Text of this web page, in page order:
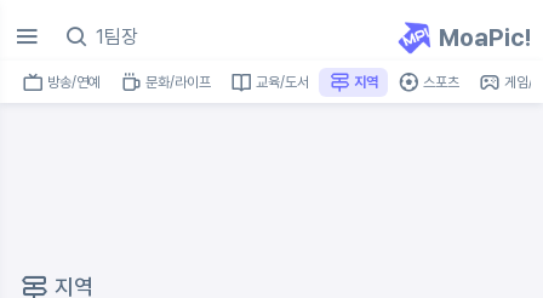
MoaPic!
방송/연예 문화/라이프 교육/도서 지역 스포츠 게임/
지역